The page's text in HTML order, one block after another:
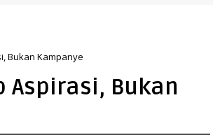
Tanah Bumbu
Bukan Kampanye
Aspirasi, Bukan